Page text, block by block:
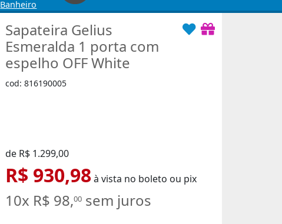
Banheiro
Sapateira Gelius
Esmeralda 1 porta com
espelho OFF White
cod: 816190005
de R$ 1.299,00
R$ 930,98à vista no boleto ou pix
10x R$ 98,00 sem juros